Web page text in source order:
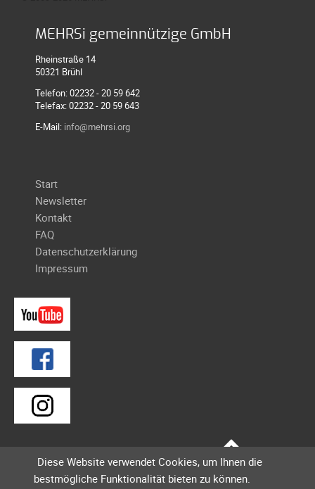
Galerie
Galerie
Galerie
2014
Galerie
2012
Galerie
2011
2010
Galerie
2009
Galerie
2008
Galerie
2007
Galerie
Galerie
MEHRSi gemeinnützige GmbH
Rheinstraße 14
50321 Brühl
Telefon: 02232 - 20 59 642
Telefax: 02232 - 20 59 643
E-Mail: info@mehrsi.org
Navigation
überspringen
Start
Newsletter
Kontakt
FAQ
Datenschutzerklärung
Impressum
Diese Website verwendet Cookies, um Ihnen die
bestmögliche Funktionalität bieten zu können.